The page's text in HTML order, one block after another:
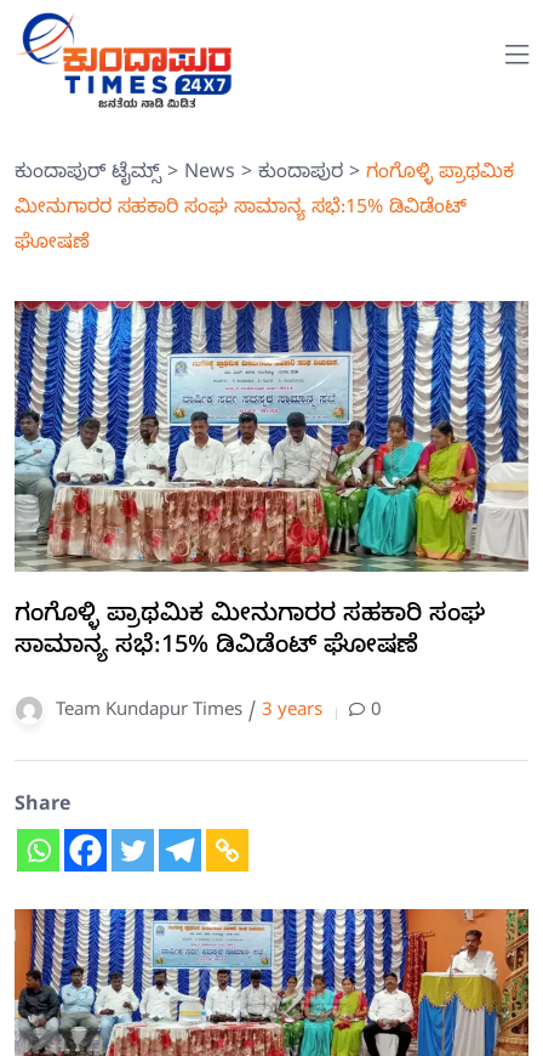
ಕುಂದಾಪುರ್ ಟೈಮ್ಸ್> News > ಕುಂದಾಪುರ > ಗಂಗೊಳ್ಳಿ ಪ್ರಾಥಮಿಕ
ಮೀನುಗಾರರ ಸಹಕಾರಿ ಸಂಘ ಸಾಮಾನ್ಯ ಸಭೆ:15% ಡಿವಿಡೆಂಟ್
ಘೋಷಣೆ
ಗಂಗೊಳ್ಳಿ ಪ್ರಾಥಮಿಕ ಮೀನುಗಾರರ ಸಹಕಾರಿ ಸಂಘ
ಸಾಮಾನ್ಯ ಸಭೆ:15% ಡಿವಿಡೆಂಟ್ ಘೋಷಣೆ
Team Kundapur Times / 3 years 0
Share